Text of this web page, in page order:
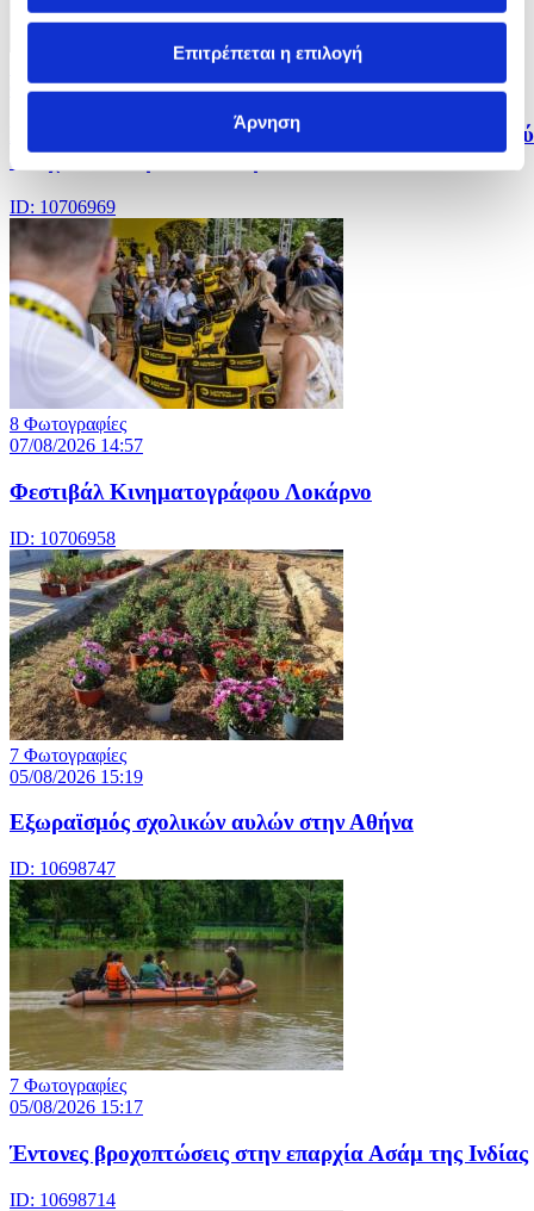
Επιτρέπεται η επιλογή
Άρνηση
07/08/2026 15:00
Nεκροί και τραυματίες σε επεισόδιο με
σε σχολείο στην Ταϊλάνδη
ID: 10706969
8 Φωτογραφίες
07/08/2026 14:57
Φεστιβάλ Κινηματογράφου Λοκάρνο
ID: 10706958
7 Φωτογραφίες
05/08/2026 15:19
Εξωραϊσμός σχολικών αυλών στην Αθήνα
ID: 10698747
7 Φωτογραφίες
05/08/2026 15:17
Έντονες βροχοπτώσεις στην επαρχία Ασάμ της Ινδίας
ID: 10698714